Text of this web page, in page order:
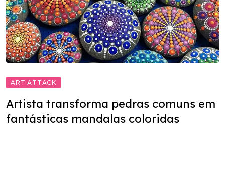
ART ATTACK
Artista transforma pedras comuns em
fantásticas mandalas coloridas